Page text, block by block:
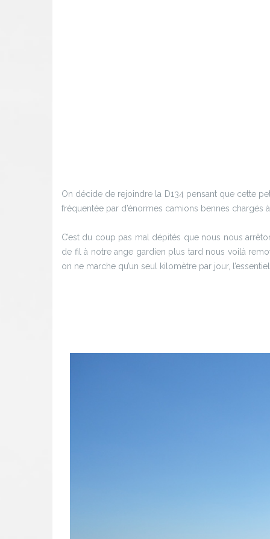
On décide de rejoindre la D134 pensant que cette
fréquentée par d’énormes camions bennes
C’est du coup pas mal dépités que nous nous
de fil à notre ange gardien plus tard nous voilà
on ne marche qu’un seul kilomètre par jour,